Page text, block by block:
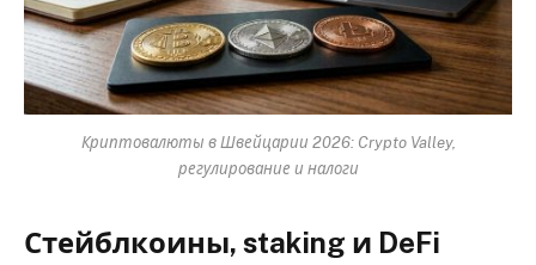
Криптовалюты в Швейцарии 2026: Crypto Valley,
регулирование и налоги
Стейблкоины, staking и DeFi